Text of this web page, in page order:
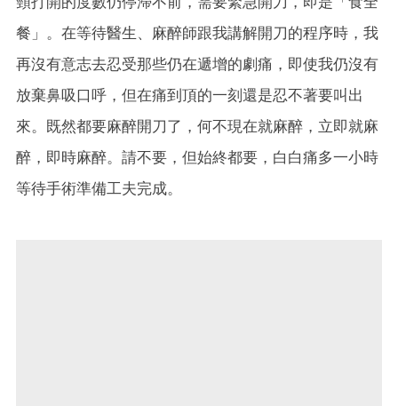
餐」。在等待醫生、麻醉師跟我講解開刀的程序時，我
再沒有意志去忍受那些仍在遞增的劇痛，即使我仍沒有
放棄鼻吸口呼，但在痛到頂的一刻還是忍不著要叫出
來。既然都要麻醉開刀了，何不現在就麻醉，立即就麻
醉，即時麻醉。請不要，但始終都要，白白痛多一小時
等待手術準備工夫完成。